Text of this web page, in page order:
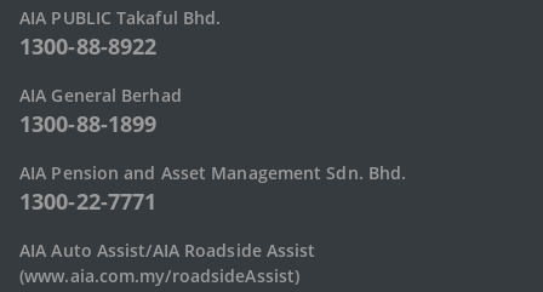
AIA PUBLIC Takaful Bhd.
1300-88-8922
AIA General Berhad
1300-88-1899
AIA Pension and Asset Management Sdn. Bhd.
1300-22-7771
AIA Auto Assist/AIA Roadside Assist
(www.aia.com.my/roadsideAssist)